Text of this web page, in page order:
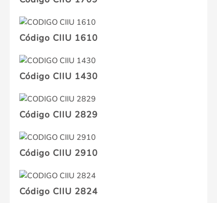
Código CIIU 1610
Código CIIU 1430
Código CIIU 2829
Código CIIU 2910
Código CIIU 2824